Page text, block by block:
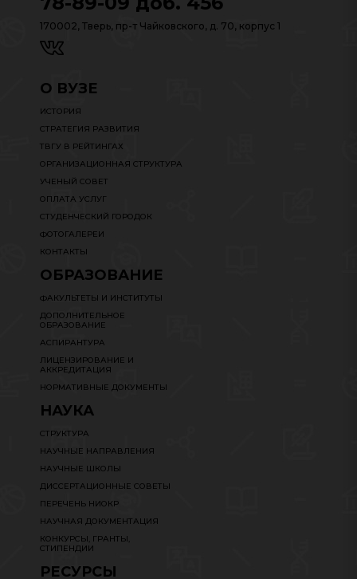
170002, Тверь, пр-т Чайковского, д. 70, корпус 1
О ВУЗЕ
ИСТОРИЯ
СТРАТЕГИЯ РАЗВИТИЯ
ТВГУ В РЕЙТИНГАХ
ОРГАНИЗАЦИОННАЯ СТРУКТУРА
УЧЕНЫЙ СОВЕТ
ОПЛАТА УСЛУГ
СТУДЕНЧЕСКИЙ ГОРОДОК
ФОТОГАЛЕРЕИ
КОНТАКТЫ
ОБРАЗОВАНИЕ
ФАКУЛЬТЕТЫ И ИНСТИТУТЫ
ДОПОЛНИТЕЛЬНОЕ
ОБРАЗОВАНИЕ
АСПИРАНТУРА
ЛИЦЕНЗИРОВАНИЕ И
АККРЕДИТАЦИЯ
НОРМАТИВНЫЕ ДОКУМЕНТЫ
НАУКА
СТРУКТУРА
НАУЧНЫЕ НАПРАВЛЕНИЯ
НАУЧНЫЕ ШКОЛЫ
ДИССЕРТАЦИОННЫЕ СОВЕТЫ
ПЕРЕЧЕНЬ НИОКР
НАУЧНАЯ ДОКУМЕНТАЦИЯ
КОНКУРСЫ, ГРАНТЫ,
СТИПЕНДИИ
РЕСУРСЫ